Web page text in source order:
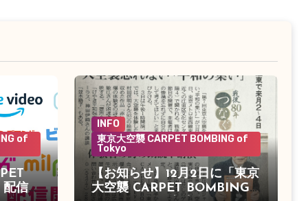
of
信決
INFO
東京大空襲 CARPET BOMBING of
Tokyo
【お知らせ】12月2日に「東京
大空襲 CARPET BOMBING